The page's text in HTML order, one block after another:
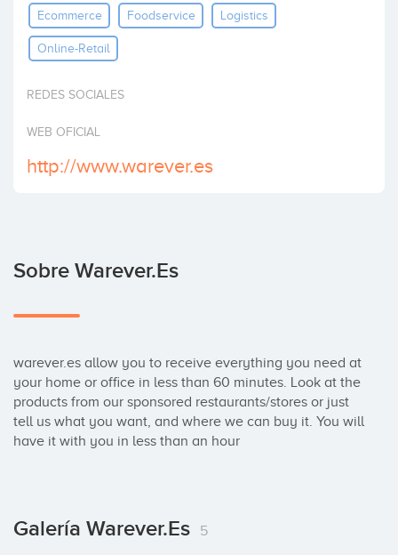
Invertir
Ecommerce Foodservice Logistics
Online-Retail
REDES SOCIALES
WEB OFICIAL
http://www.warever.es
Sobre Warever.es
warever.es allow you to receive everything you need at
your home or office in less than 60 minutes. Look at the
products from our sponsored restaurants/stores or just
tell us what you want, and where we can buy it. You will
have it with you in less than an hour
Galería Warever.es 5